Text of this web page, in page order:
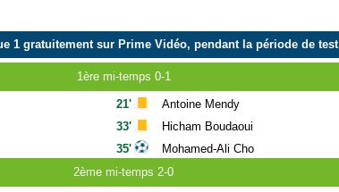
1 gratuitement sur Prime Vidéo, pendant la période de test
1ère mi-temps 0-1
21'
33'
35'
Antoine Mendy
Hicham Boudaoui
Mohamed-Ali Cho
2ème mi-temps 2-0